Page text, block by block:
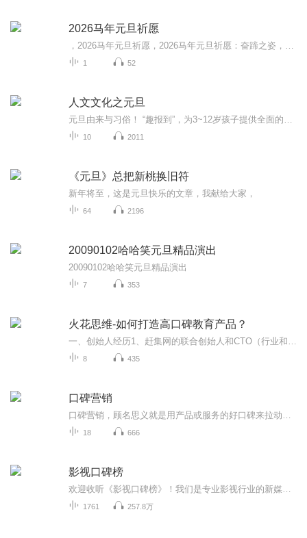
2026马年元旦祈愿
1 52
人文文化之元旦
10 2011
《元旦》总把新桃换旧符
新年将至，这是元旦快乐的文章，我献给大家，
64 2196
20090102哈哈笑元旦精品演出
20090102哈哈笑元旦精品演出
7 353
火花思维-如何打造高口碑教育产品？
8 435
口碑营销
18 666
影视口碑榜
1761 257.8万